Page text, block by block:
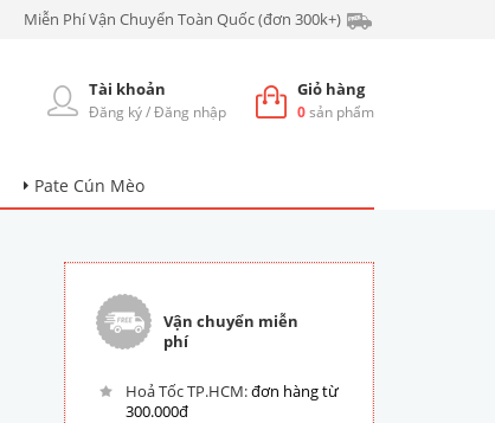
Miễn Phí Vận Chuyển Toàn Quốc (đơn 300k+)
Giỏ hàng
0sản phẩm
Tài khoản
Đăng ký/Đăng nhập
Pate Cún Mèo
Vận chuyển miễn
phí
Hoả Tốc TP.HCM:đơn hàng từ
300.000đ